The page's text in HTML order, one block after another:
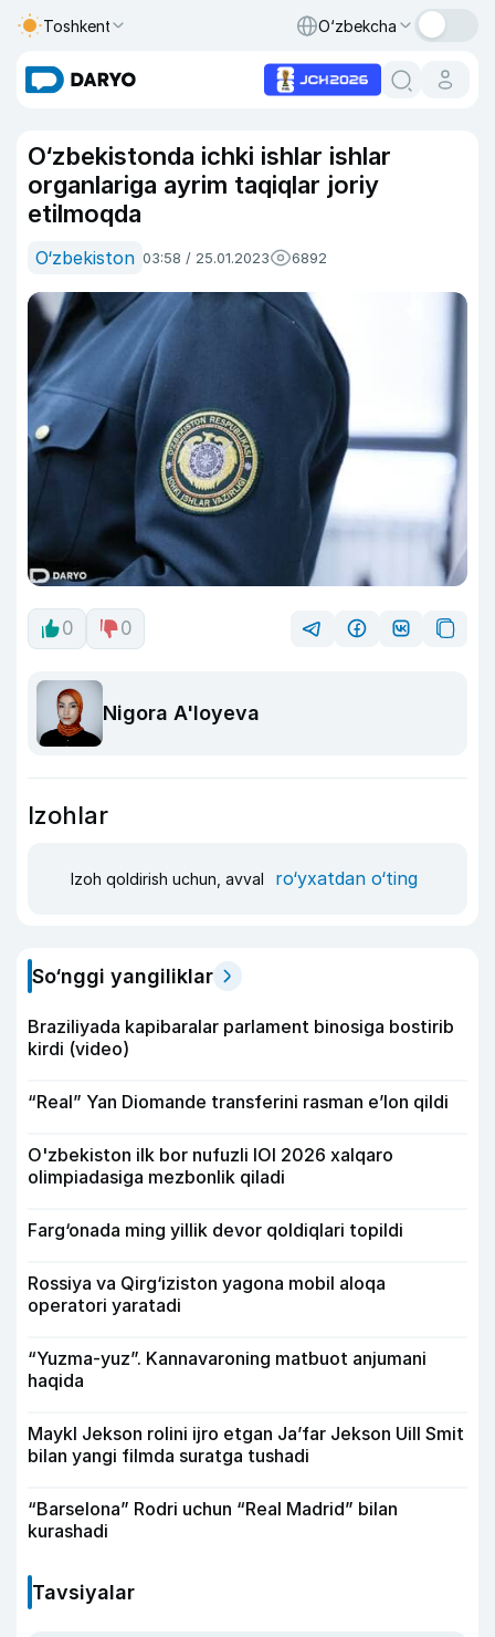
Toshkent O‘zbekcha
O‘zbekistonda ichki ishlar ishlar
organlariga ayrim taqiqlar joriy
etilmoqda
O‘zbekiston 03:58 / 25.01.2023 6892
0 0
Nigora A'loyeva
Izohlar
Izoh qoldirish uchun, avval ro‘yxatdan o‘ting
So‘nggi yangiliklar
Braziliyada kapibaralar parlament binosiga bostirib
kirdi (video)
“Real” Yan Diomande transferini rasman e’lon qildi
O'zbekiston ilk bor nufuzli IOI 2026 xalqaro
olimpiadasiga mezbonlik qiladi
Farg‘onada ming yillik devor qoldiqlari topildi
Rossiya va Qirg‘iziston yagona mobil aloqa
operatori yaratadi
“Yuzma-yuz”. Kannavaroning matbuot anjumani
haqida
Maykl Jekson rolini ijro etgan Ja’far Jekson Uill Smit
bilan yangi filmda suratga tushadi
“Barselona” Rodri uchun “Real Madrid” bilan
kurashadi
Tavsiyalar